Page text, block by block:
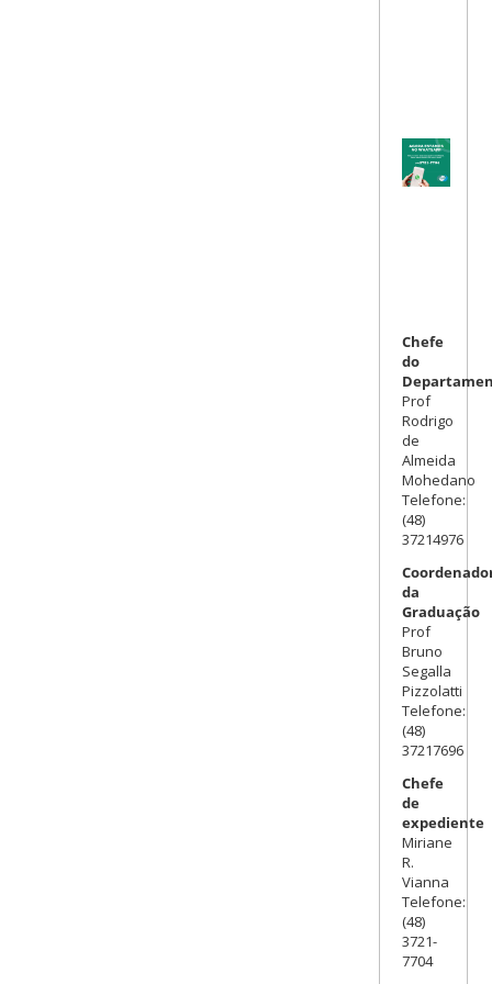
Chefe
do
Prof
Rodrigo
de
Almeida
Mohedano
Telefone:
(48)
37214976
da
Graduação
Prof
Bruno
Segalla
Pizzolatti
Telefone:
(48)
37217696
Chefe
de
expediente
Miriane
R.
Vianna
Telefone:
(48)
3721-
7704